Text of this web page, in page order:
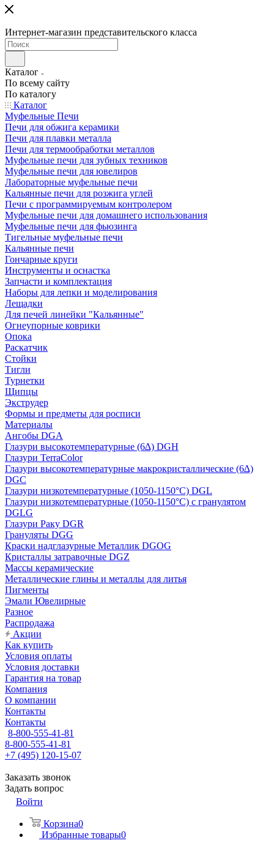
Интернет-магазин представительского класса
Каталог
По всему сайту
По каталогу
Каталог
Муфельные Печи
Печи для обжига керамики
Печи для плавки металла
Печи для термообработки металлов
Муфельные печи для зубных техников
Муфельные печи для ювелиров
Лабораторные муфельные печи
Кальянные печи для розжига углей
Печи с программируемым контролером
Муфельные печи для домашнего использования
Муфельные печи для фьюзинга
Тигельные муфельные печи
Кальянные печи
Гончарные круги
Инструменты и оснастка
Запчасти и комплектация
Наборы для лепки и моделирования
Лещадки
Для печей линейки "Кальянные"
Огнеупорные коврики
Опока
Раскатчик
Стойки
Тигли
Турнетки
Щипцы
Экструдер
Формы и предметы для росписи
Материалы
Ангобы DGA
Глазури высокотемпературные (6∆) DGH
Глазури TerraColor
Глазури высокотемпературные макрокристаллические (6∆)
DGC
Глазури низкотемпературные (1050-1150°С) DGL
Глазури низкотемпературные (1050-1150°С) с гранулятом
DGLG
Глазури Раку DGR
Грануляты DGG
Краски надглазурные Металлик DGOG
Кристаллы затравочные DGZ
Массы керамические
Металлические глины и металлы для литья
Пигменты
Эмали Ювелирные
Разное
Распродажа
Акции
Как купить
Условия оплаты
Условия доставки
Гарантия на товар
Компания
О компании
Контакты
Контакты
8-800-555-41-81
8-800-555-41-81
+7 (495) 120-15-07
Заказать звонок
Задать вопрос
Войти
Корзина0
Избранные товары0